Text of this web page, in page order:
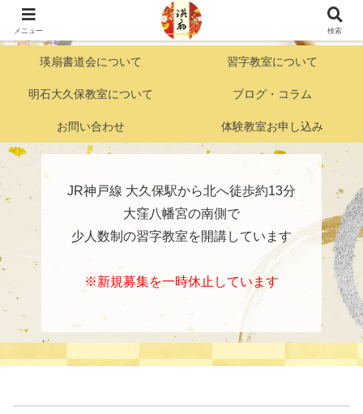
明石市大久保『好きこそものの上手なれ』がモットーの こども習字・かきかた
教室
瑛扇書道会について 習字教室について
明石大久保教室について ブログ・コラム
お問い合わせ 体験教室お申し込み
JR神戸線 大久保駅から北へ徒歩約13分
大窪八幡宮の南側で
少人数制の習字教室を開講しています
※新規募集を一時休止しています
メニュー 検索